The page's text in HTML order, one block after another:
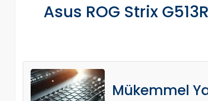
Asus ROG Strix
Mükemmel